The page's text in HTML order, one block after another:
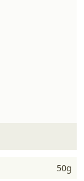
50g